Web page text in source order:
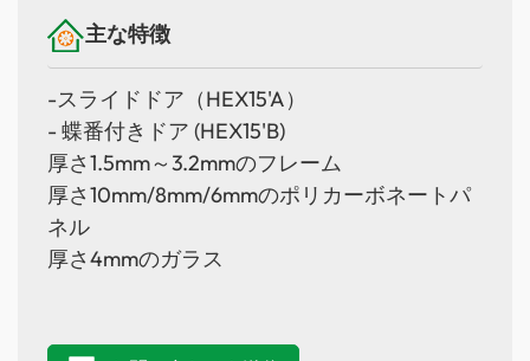
主な特徴
-スライドドア（HEX15'A）
- 蝶番付きドア (HEX15'B)
厚さ1.5mm～3.2mmのフレーム
厚さ10mm/8mm/6mmのポリカーボネートパ
ネル
厚さ4mmのガラス